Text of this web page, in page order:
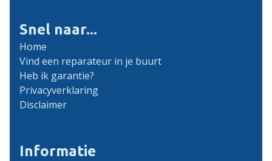
Snel naar...
Home
Vind een reparateur in je buurt
Heb ik garantie?
Privacyverklaring
Disclaimer
Informatie